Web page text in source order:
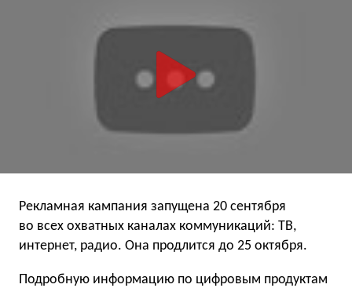
Рекламная кампания запущена 20 сентября
во всех охватных каналах коммуникаций: ТВ,
интернет, радио. Она продлится до 25 октября.
Подробную информацию по цифровым продуктам